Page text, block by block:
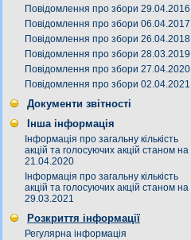
Повідомлення про збори 29.04.2016
Повідомлення про збори 06.04.2017
Повідомлення про збори 26.04.2018
Повідомлення про збори 28.03.2019
Повідомлення про збори 27.04.2020
Повідомлення про збори 02.04.2021
Документи звітності
Інша інформація
Інформація про загальну кількість
акцій та голосуючих акцій станом на
21.04.2020
Інформація про загальну кількість
акцій та голосуючих акцій станом на
29.03.2021
Розкриття інформації
Регулярна інформація